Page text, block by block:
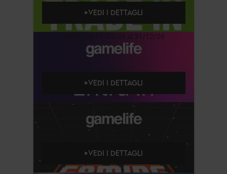
VEDI I DETTAGLI
Valido dal 17/03/26 al 31/12/26
VEDI I DETTAGLI
Valido dal 17/03/26 al 31/12/26
VEDI I DETTAGLI